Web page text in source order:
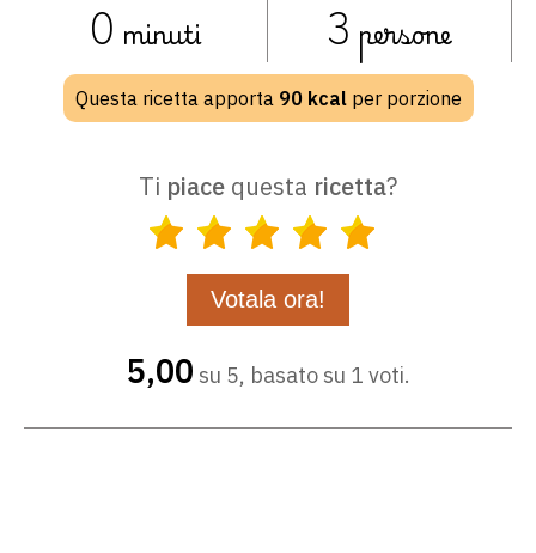
0 minuti 3 persone
Questa ricetta apporta 90kcalper porzione
Ti piace questa ricetta?
5,00 su 5, basato su 1 voti.